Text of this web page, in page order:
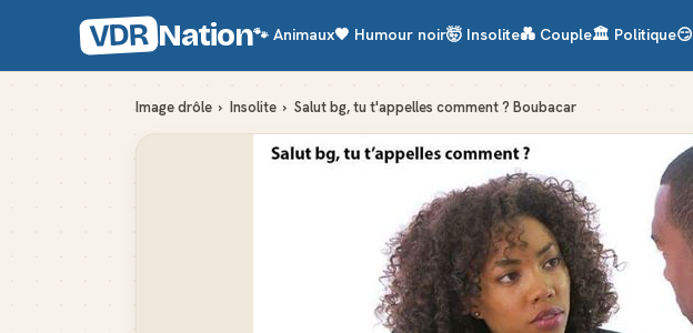
VDR Nation🐾 Animaux🖤 Humour noir🤯 Insolite💑 Couple🏛️ Politique😏
Image drôle › Insolite › Salut bg, tu t'appelles comment ? Boubacar